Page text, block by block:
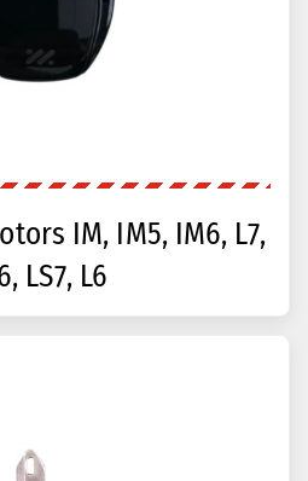
IM, IM5, IM6, L7,
LS7, L6